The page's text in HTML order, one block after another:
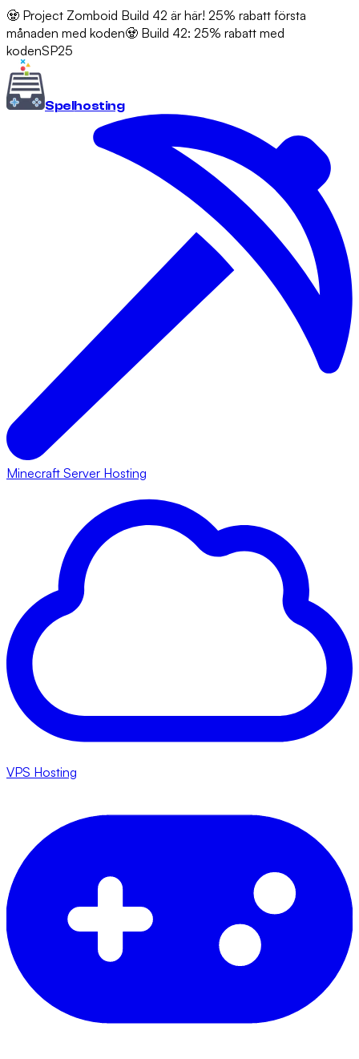
🧟 Project Zomboid Build 42 är här! 25% rabatt första
månaden med koden🧟 Build 42: 25% rabatt med
kodenSP25
Spelhosting
Minecraft Server Hosting
VPS Hosting